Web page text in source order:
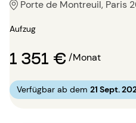
Porte de Montreuil, Paris
Aufzug
1 351 €/Monat
Verfügbar ab dem 21 Sept.